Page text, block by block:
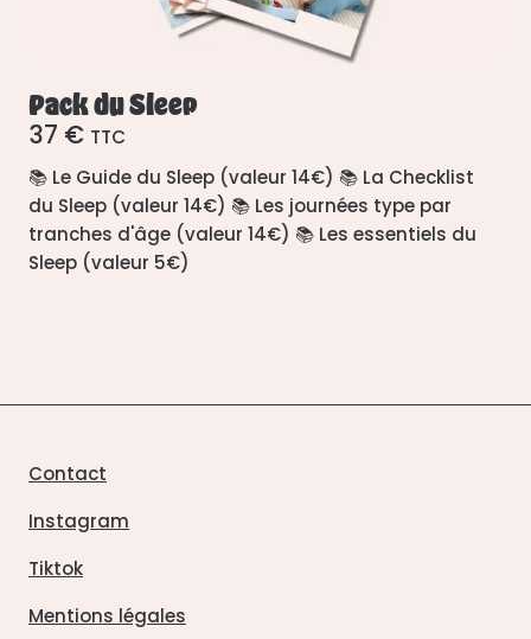
Pack du Sleep
37 € TTC
📚 Le Guide du Sleep (valeur 14€) 📚 La Checklist
du Sleep (valeur 14€) 📚 Les journées type par
tranches d'âge (valeur 14€) 📚 Les essentiels du
Sleep (valeur 5€)
Contact
Instagram
Tiktok
Mentions légales